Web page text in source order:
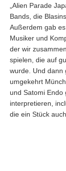
„Alien Parade
Bands, die
Außerdem gab
Musiker und
der wir
spielen, die auf
wurde. Und dann
umgekehrt
und Satomi
interpretieren,
die ein Stück